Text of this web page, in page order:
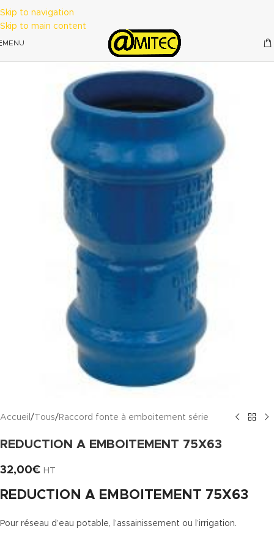
Skip to navigation
Skip to main content
MENU
Accueil /Tous/ Raccord fonte à emboitement série
REDUCTION A EMBOITEMENT 75X63
32,00€ HT
REDUCTION A EMBOITEMENT 75X63
Pour réseau d’eau potable, l’assainissement ou l’irrigation.